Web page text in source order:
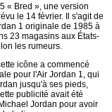
« Bred », une version
le 14 février. Il s'agit de
1 originale de 1985 à
23 magasins aux États-
les rumeurs.
icône a commencé
pour l'Air Jordan 1, qui
jusqu'à ses pieds,
publicité avait été
Jordan pour avoir